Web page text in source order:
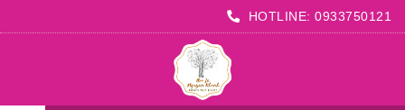
HOTLINE: 0933750121